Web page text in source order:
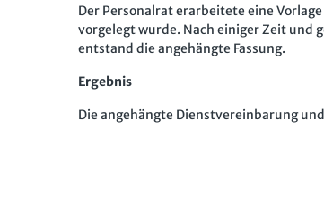
Der Personalrat erarbeitete eine
vorgelegt wurde. Nach einiger Zeit und
entstand die angehängte Fassung.
Ergebnis
Die angehängte Dienstvereinbarung